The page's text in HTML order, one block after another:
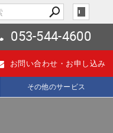
053-544-4600
お問い合わせ・ お申し込み
その他のサービス